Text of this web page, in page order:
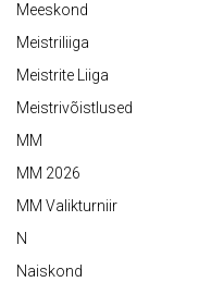
Meeskond
Meistriliiga
Meistrite Liiga
Meistrivõistlused
MM
MM 2026
MM Valikturniir
N
Naiskond